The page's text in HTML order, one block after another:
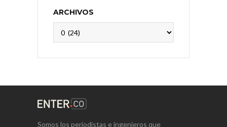
ARCHIVOS
Somos los periodistas e ingenieros que